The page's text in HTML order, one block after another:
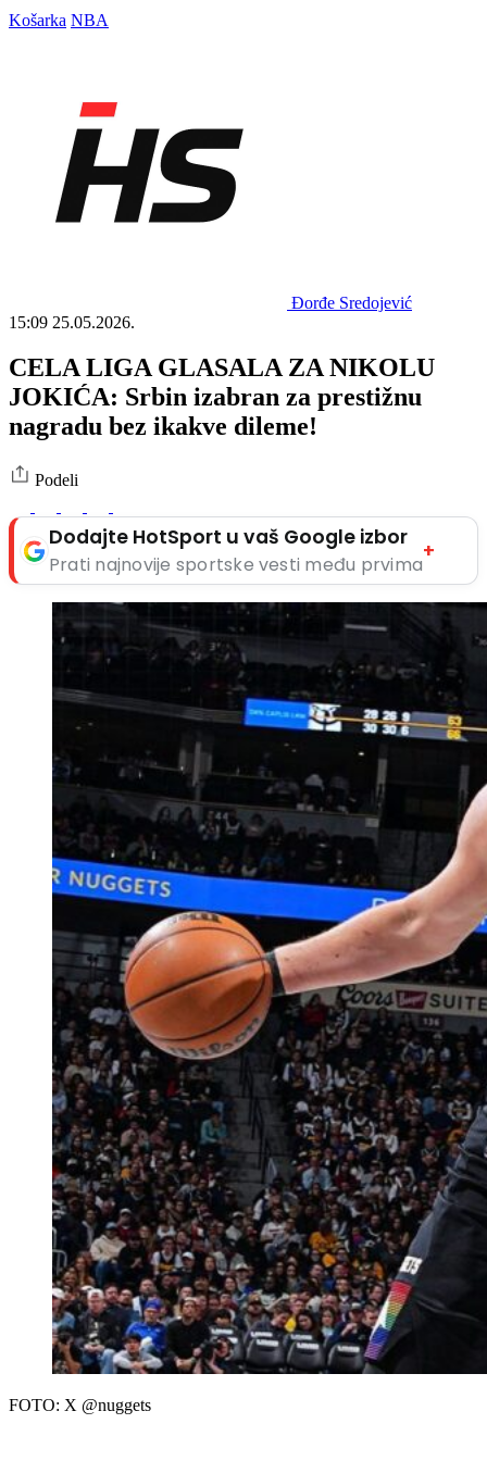
Košarka NBA
Đorđe Sredojević
15:09 25.05.2026.
CELA LIGA GLASALA ZA NIKOLU
JOKIĆA: Srbin izabran za prestižnu
nagradu bez ikakve dileme!
Podeli
Dodajte HotSport u vaš Google izbor
Prati najnovije sportske vesti među prvima
+
FOTO: X @nuggets